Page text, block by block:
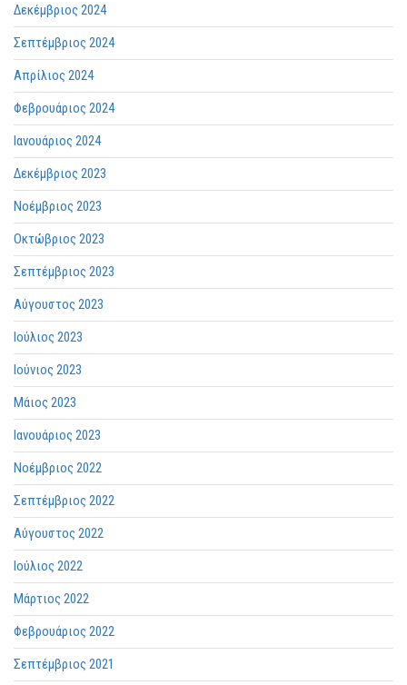
Δεκέμβριος 2024
Σεπτέμβριος 2024
Απρίλιος 2024
Φεβρουάριος 2024
Ιανουάριος 2024
Δεκέμβριος 2023
Νοέμβριος 2023
Οκτώβριος 2023
Σεπτέμβριος 2023
Αύγουστος 2023
Ιούλιος 2023
Ιούνιος 2023
Μάιος 2023
Ιανουάριος 2023
Νοέμβριος 2022
Σεπτέμβριος 2022
Αύγουστος 2022
Ιούλιος 2022
Μάρτιος 2022
Φεβρουάριος 2022
Σεπτέμβριος 2021